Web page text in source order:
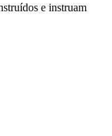
e instruam